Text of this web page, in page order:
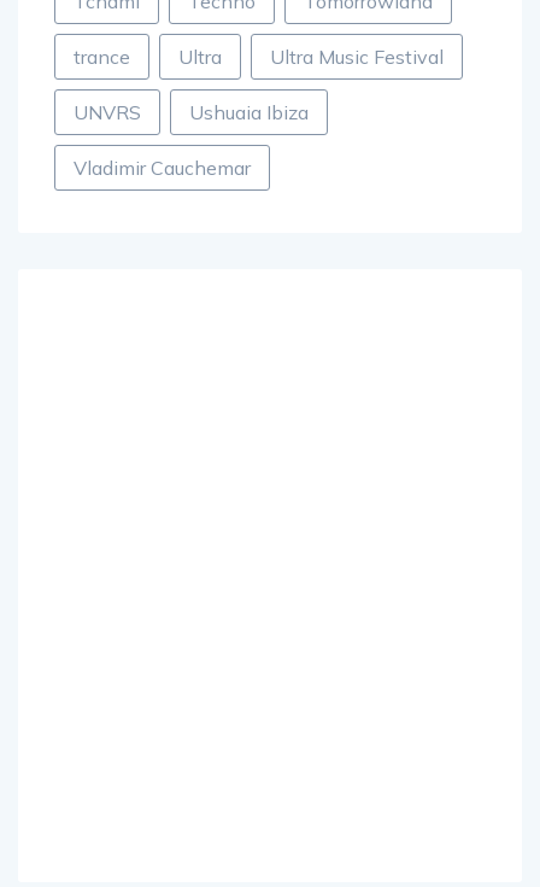
Tchami Techno Tomorrowland
trance Ultra Ultra Music Festival
UNVRS Ushuaia Ibiza
Vladimir Cauchemar